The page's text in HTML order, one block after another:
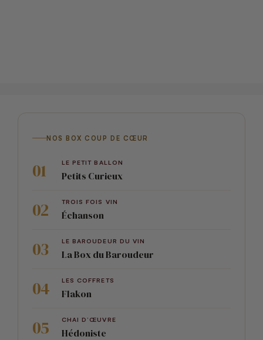
NOS BOX COUP DE CŒUR
LE PETIT BALLON
Petits Curieux
TROIS FOIS VIN
Échanson
LE BAROUDEUR DU VIN
La Box du Baroudeur
LES COFFRETS
Flakon
CHAI D’ŒUVRE
Hédoniste